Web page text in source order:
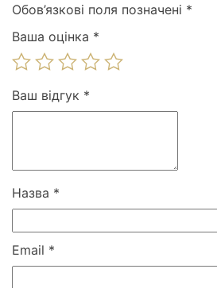
Обов’язкові поля позначені *
Ваша оцінка *
Ваш відгук *
Назва *
Email *